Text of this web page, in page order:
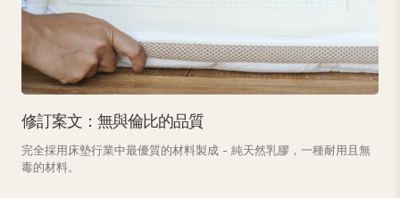
修訂案文：無與倫比的品質
完全採用床墊行業中最優質的材料製成 - 純天然乳膠，一種耐用且無
毒的材料。